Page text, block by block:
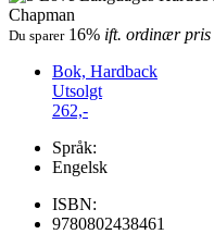
Du sparer 16% ift. ordinær pris
Bok, Hardback
Utsolgt
262,-
Språk:
Engelsk
ISBN:
9780802438461